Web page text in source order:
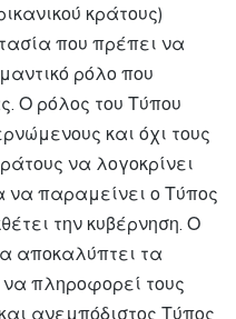
κράτους)
που πρέπει να
ρόλο που
Ο ρόλος του Τύπου
και όχι τους
να λογοκρίνει
να παραμείνει ο Τύπος
την κυβέρνηση. Ο
αποκαλύπτει τα
να πληροφορεί τους